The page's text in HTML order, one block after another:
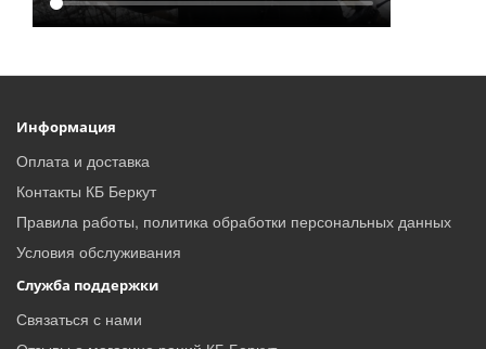
Информация
Оплата и доставка
Контакты КБ Беркут
Правила работы, политика обработки персональных данных
Условия обслуживания
Служба поддержки
Связаться с нами